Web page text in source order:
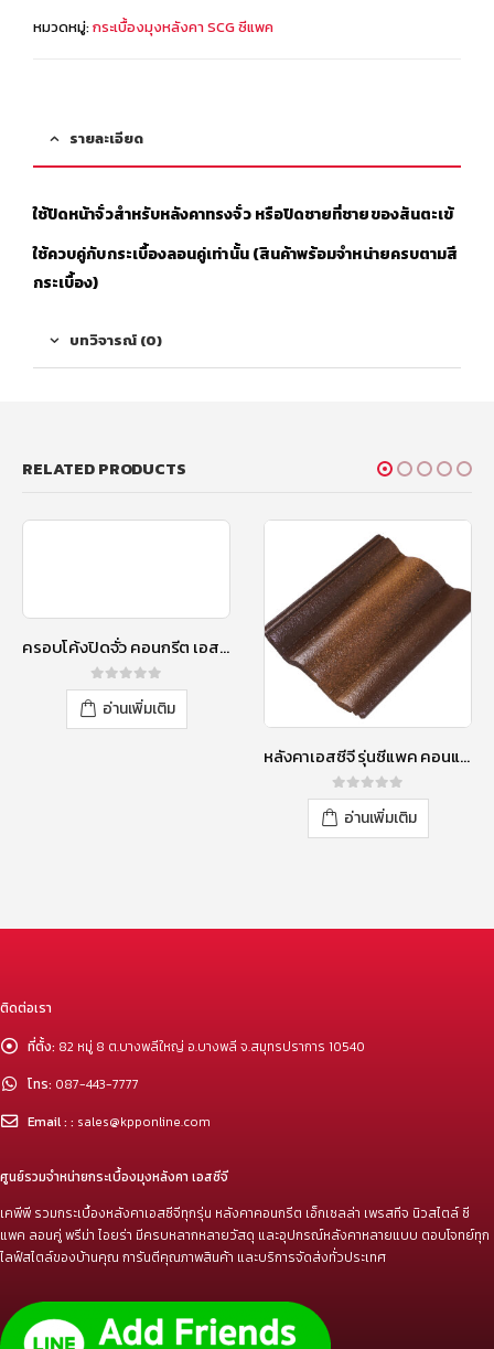
หมวดหมู่:กระเบื้องมุงหลังคา SCG ซีแพค
รายละเอียด
ใช้ปิดหน้าจั่วสำหรับหลังคาทรงจั่ว หรือปิดชายที่ชายของสันตะเข้
ใช้ควบคู่กับกระเบื้องลอนคู่เท่านั้น (สินค้าพร้อมจำหน่ายครบตามสี
กระเบื้อง)
บทวิจารณ์ (0)
RELATED PRODUCTS
ครอบโค้งปิดจั่ว คอนกรีต เอสซีจี สีแดงกุหลาบ
0out of 5
อ่านเพิ่มเติม
หลังคาเอสซีจี รุ่นซีแพค คอนแทรซ สีประกายโกเมน
0out of 5
อ่านเพิ่มเติม
ติดต่อเรา
ที่ตั้ง: 82 หมู่ 8 ต.บางพลีใหญ่ อ.บางพลี จ.สมุทรปราการ 10540
โทร: 087-443-7777
Email : : sales@kpponline.com
ศูนย์รวมจำหน่ายกระเบื้องมุงหลังคา เอสซีจี
เคพีพี รวมกระเบื้องหลังคาเอสซีจีทุกรุ่น หลังคาคอนกรีต เอ็กเซลล่า เพรสทีจ นิวสไตล์ ซี
แพค ลอนคู่ พรีม่า ไอยร่า มีครบหลากหลายวัสดุ และอุปกรณ์หลังคาหลายแบบ ตอบโจทย์ทุก
ไลฟ์สไตล์ของบ้านคุณ การันตีคุณภาพสินค้า และบริการจัดส่งทั่วประเทศ